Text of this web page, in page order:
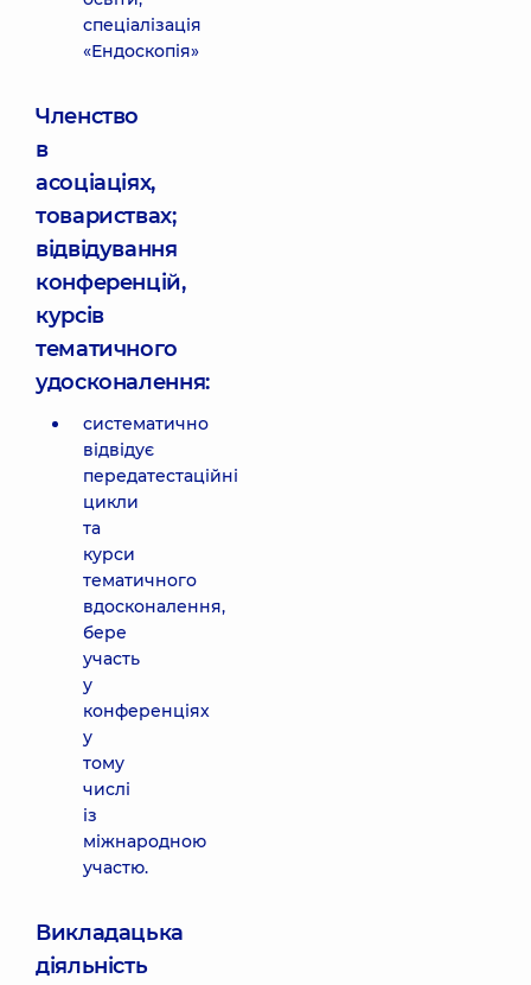
спеціалізація
«Ендоскопія»
Членство
в
асоціаціях,
товариствах;
відвідування
конференцій,
курсів
тематичного
удосконалення:
систематично
відвідує
передатестаційні
цикли
та
курси
тематичного
вдосконалення,
бере
участь
у
конференціях
у
тому
числі
із
міжнародною
участю.
Викладацька
діяльність